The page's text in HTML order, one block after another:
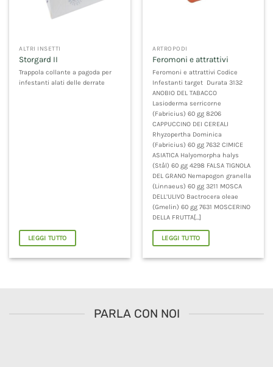
ALTRI INSETTI
Storgard II
Trappola collante a pagoda per
infestanti alati delle derrate
LEGGI TUTTO
ARTROPODI
Feromoni e attrattivi
Feromoni e attrattivi Codice
Infestanti target Durata 3132
ANOBIO DEL TABACCO
Lasioderma serricorne
(Fabricius) 60 gg 8206
CAPPUCCINO DEI CEREALI
Rhyzopertha Dominica
(Fabricius) 60 gg 7632 CIMICE
ASIATICA Halyomorpha halys
(Stål) 60 gg 4298 FALSA TIGNOLA
DEL GRANO Nemapogon granella
(Linnaeus) 60 gg 3211 MOSCA
DELL’ULIVO Bactrocera oleae
(Gmelin) 60 gg 7631 MOSCERINO
DELLA FRUTTA[...]
LEGGI TUTTO
PARLA CON NOI